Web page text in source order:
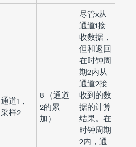
通道1，
采样2
8 （通道
2的累
加）
尽管x从
通道1接
收数据，
但和返回
在时钟周
期2内从
通道2接
收到的数
据的计算
结果。在
时钟周期
2内，通